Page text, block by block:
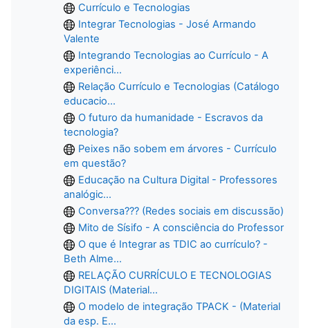
Currículo e Tecnologias
Integrar Tecnologias - José Armando
Valente
Integrando Tecnologias ao Currículo - A
experiênci...
Relação Currículo e Tecnologias (Catálogo
educacio...
O futuro da humanidade - Escravos da
tecnologia?
Peixes não sobem em árvores - Currículo
em questão?
Educação na Cultura Digital - Professores
analógic...
Conversa??? (Redes sociais em discussão)
Mito de Sísifo - A consciência do Professor
O que é Integrar as TDIC ao currículo? -
Beth Alme...
RELAÇÃO CURRÍCULO E TECNOLOGIAS
DIGITAIS (Material...
O modelo de integração TPACK - (Material
da esp. E...